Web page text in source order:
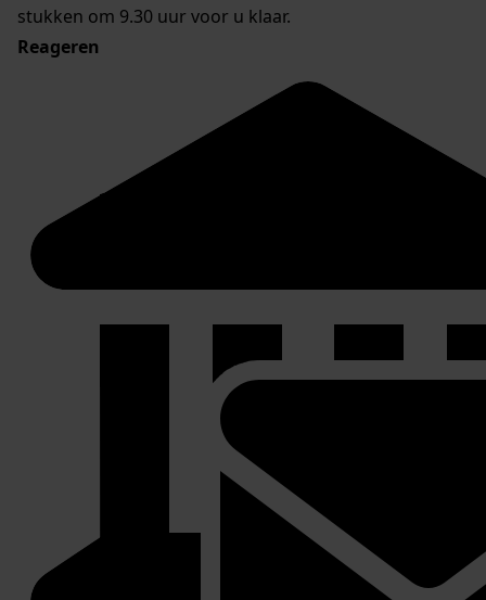
stukken om 9.30 uur voor u klaar.
Reageren